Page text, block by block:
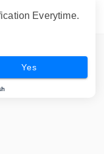
Everytime.
Yes